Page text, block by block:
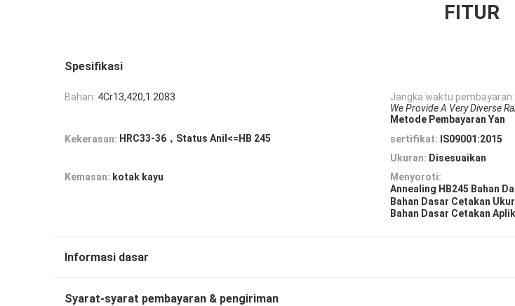
FITUR
Spesifikasi
Bahan: 4Cr13,420,1.2083
Jangka waktu pembayaran:
We Provide A Very Diverse
Metode Pembayaran Yan
Kekerasan: HRC33-36，Status Anil<=HB 245 sertifikat: IS09001:2015
Ukuran: Disesuaikan
Kemasan: kotak kayu
Menyoroti:
Annealing HB245 Bahan
Bahan Dasar Cetakan
Bahan Dasar Cetakan
Informasi dasar
Syarat-syarat pembayaran & pengiriman